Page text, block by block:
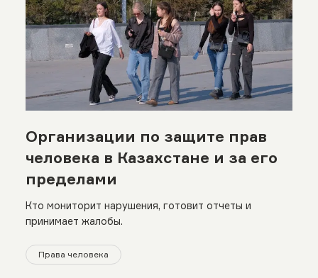
Организации по защите прав
человека в Казахстане и за его
пределами
Кто мониторит нарушения, готовит отчеты и
принимает жалобы.
Права человека